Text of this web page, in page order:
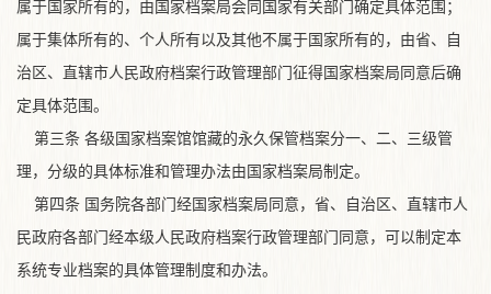
属于国家所有的，由国家档案局会同国家有关部门确定具体范围；
属于集体所有的、个人所有以及其他不属于国家所有的，由省、自
治区、直辖市人民政府档案行政管理部门征得国家档案局同意后确
定具体范围。
第三条 各级国家档案馆馆藏的永久保管档案分一、二、三级管
理，分级的具体标准和管理办法由国家档案局制定。
第四条 国务院各部门经国家档案局同意，省、自治区、直辖市人
民政府各部门经本级人民政府档案行政管理部门同意，可以制定本
系统专业档案的具体管理制度和办法。